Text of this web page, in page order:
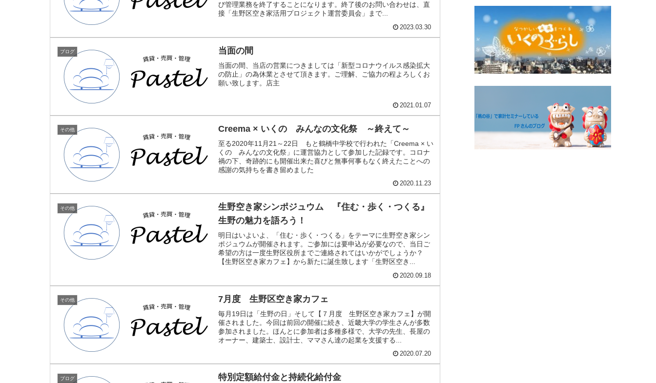
び管理業務を終了することになります。終了後のお問い合わせは、直
接「生野区空き家活用プロジェクト運営委員会」まで...
2023.03.30
ブログ 当面の間
当面の間、当店の営業につきましては「新型コロナウイルス感染拡大
の防止」の為休業とさせて頂きます。ご理解、ご協力の程よろしくお
願い致します。店主
2021.01.07
その他 Creema × いくの みんなの文化祭 ～終えて～
至る2020年11月21～22日 もと鶴橋中学校で行われた「Creema × い
くの みんなの文化祭」に運営協力として参加した記録です。コロナ
禍の下、奇跡的にも開催出来た喜びと無事何事もなく終えたことへの
感謝の気持ちを書き留めました
2020.11.23
その他
生野空き家シンポジュウム 『住む・歩く・つくる』
生野の魅力を語ろう！
明日はいよいよ、「住む・歩く・つくる」をテーマに生野空き家シン
ポジュウムが開催されます。ご参加には要申込が必要なので、当日ご
希望の方は一度生野区役所までご連絡されてはいかがでしょうか？
【生野区空き家カフェ】から新たに誕生致します「生野区空き...
2020.09.18
その他 7月度 生野区空き家カフェ
毎月19日は「生野の日」そして【７月度 生野区空き家カフェ】が開
催されました。今回は前回の開催に続き、近畿大学の学生さんが多数
参加されました。ほんとに参加者は多種多様で、大学の先生、長屋の
オーナー、建築士、設計士、ママさん達の起業を支援する...
2020.07.20
ブログ 特別定額給付金と持続化給付金